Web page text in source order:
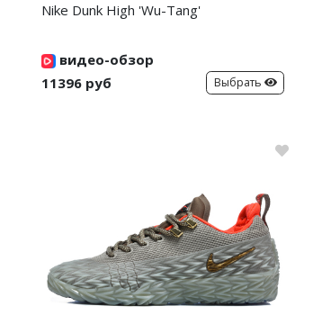
Nike Dunk High 'Wu-Tang'
видео-обзор
11396 руб
Выбрать